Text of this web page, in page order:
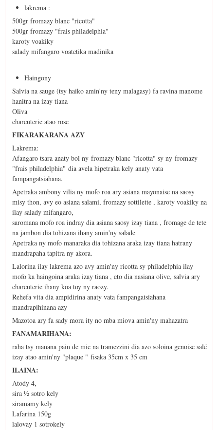
lakrema :
500gr fromazy blanc "ricotta"
500gr fromazy "frais philadelphia"
karoty voakiky
salady mifangaro voatetika madinika
Haingony
Salvia na sauge (tsy haiko amin'ny teny malagasy) fa ravina manome
hanitra na izay tiana
Oliva
charcuterie atao rose
FIKARAKARANA AZY
Lakrema:
Afangaro tsara anaty bol ny fromazy blanc "ricotta" sy ny fromazy
"frais philadelphia" dia avela hipetraka kely anaty vata
fampangatsiahana.
Apetraka ambony vilia ny mofo roa ary asiana mayonaise na saosy
misy thon, avy eo asiana salami, fromazy sottilette , karoty voakiky na
ilay salady mifangaro,
saromana mofo roa indray dia asiana saosy izay tiana , fromage de tete
na jambon dia tohizana ihany amin'ny salade
Apetraka ny mofo manaraka dia tohizana araka izay tiana hatrany
mandrapaha tapitra ny akora.
Lalorina ilay lakrema azo avy amin'ny ricotta sy philadelphia ilay
mofo ka haingoina araka izay tiana , eto dia nasiana olive, salvia ary
charcuterie ihany koa toy ny raozy.
Rehefa vita dia ampidirina anaty vata fampangatsiahana
mandrapihinana azy
Mazotoa ary fa sady mora ity no mba miova amin'ny mahazatra
FANAMARIHANA:
raha tsy manana pain de mie na tramezzini dia azo soloina genoise salé
izay atao amin'ny "plaque " fisaka 35cm x 35 cm
ILAINA:
Atody 4,
sira ½ sotro kely
siramamy kely
Lafarina 150g
lalovay 1 sotrokely